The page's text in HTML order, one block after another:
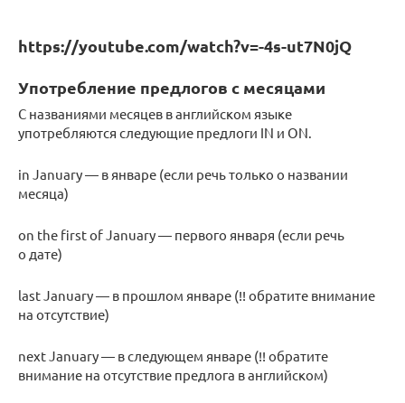
https://youtube.com/watch?v=-4s-ut7N0jQ
Употребление предлогов с месяцами
C названиями месяцев в английском языке
употребляются следующие предлоги IN и ON.
in January — в январе (если речь только о названии
месяца)
on the first of January — первого января (если речь
о дате)
last January — в прошлом январе (!! обратите внимание
на отсутствие)
next January — в следующем январе (!! обратите
внимание на отсутствие предлога в английском)